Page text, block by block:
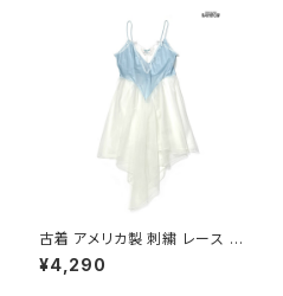
古着 アメリカ製 刺繍 レース 無
地 シフォン 膝丈 キャミソール
ワンピース 白 水色 (otu2603
¥4,290